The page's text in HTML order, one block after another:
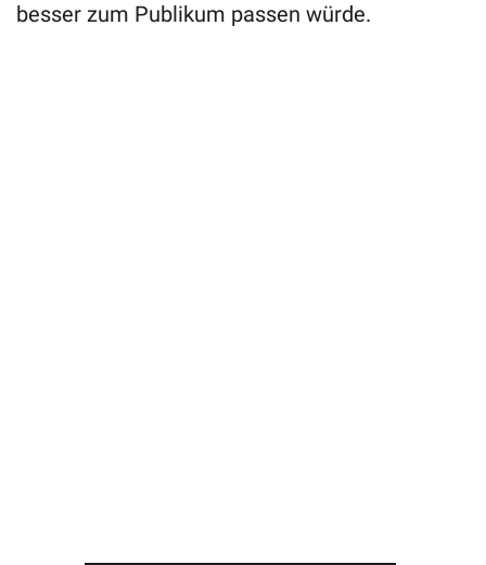
besser zum Publikum passen würde.